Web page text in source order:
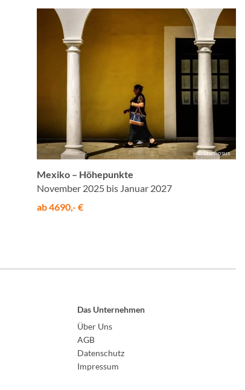
© Studiosus
Mexiko – Höhepunkte
November 2025 bis Januar 2027
ab 4690,- €
Das Unternehmen
Über Uns
AGB
Datenschutz
Impressum